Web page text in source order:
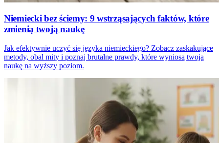
Niemiecki bez ściemy: 9 wstrząsających faktów, które
zmienią twoją naukę
Jak efektywnie uczyć się języka niemieckiego? Zobacz zaskakujące
metody, obal mity i poznaj brutalne prawdy, które wyniosą twoją
naukę na wyższy poziom.